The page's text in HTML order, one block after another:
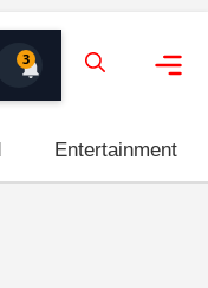
3
Entertainment